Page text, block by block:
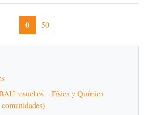
0 50
resueltos – Física y Química